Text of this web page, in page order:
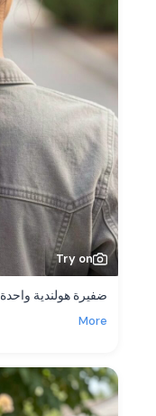
Try on
ضفيرة هولندية واحدة
More